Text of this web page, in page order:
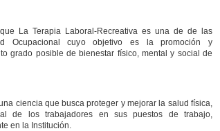
La Terapia Laboral-Recreativa es una de de las
Ocupacional cuyo objetivo es la promoción y
grado posible de bienestar físico, mental y social de
ciencia que busca proteger y mejorar la salud física,
de los trabajadores en sus puestos de trabajo,
en la Institución.